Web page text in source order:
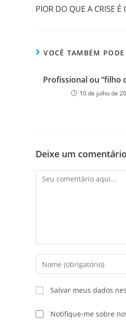
PIOR DO QUE A CRISE
VOCÊ TAMBÉM PODE
Profissional ou “filho
10 de julho de
Deixe um comentário
Salvar meus dados
Notifique-me sobre